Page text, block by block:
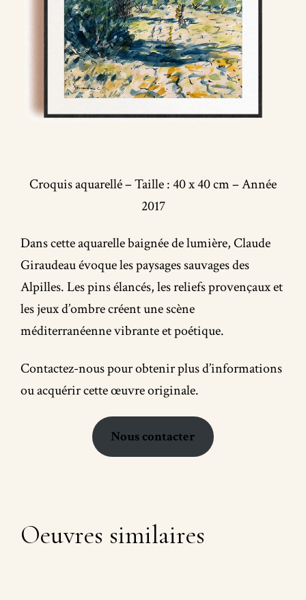
Croquis aquarellé – Taille : 40 x 40 cm – Année
2017
Dans cette aquarelle baignée de lumière, Claude
Giraudeau évoque les paysages sauvages des
Alpilles. Les pins élancés, les reliefs provençaux et
les jeux d’ombre créent une scène
méditerranéenne vibrante et poétique.
Contactez-nous pour obtenir plus d’informations
ou acquérir cette œuvre originale.
Nous contacter
Oeuvres similaires